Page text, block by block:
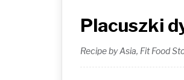
Placuszki
Recipe by Asia, Fit Food